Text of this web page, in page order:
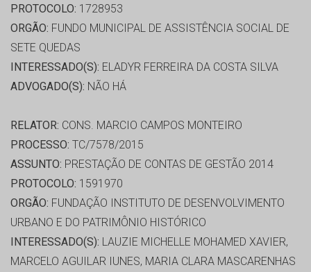
PROTOCOLO: 1728953
ORGÃO: FUNDO MUNICIPAL DE ASSISTÊNCIA SOCIAL DE
SETE QUEDAS
INTERESSADO(S): ELADYR FERREIRA DA COSTA SILVA
ADVOGADO(S): NÃO HÁ
RELATOR: CONS. MARCIO CAMPOS MONTEIRO
PROCESSO: TC/7578/2015
ASSUNTO: PRESTAÇÃO DE CONTAS DE GESTÃO 2014
PROTOCOLO: 1591970
ORGÃO: FUNDAÇÃO INSTITUTO DE DESENVOLVIMENTO
URBANO E DO PATRIMÔNIO HISTÓRICO
INTERESSADO(S): LAUZIE MICHELLE MOHAMED XAVIER,
MARCELO AGUILAR IUNES, MARIA CLARA MASCARENHAS